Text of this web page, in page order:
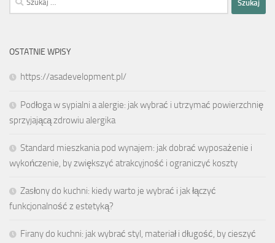
OSTATNIE WPISY
https://asadevelopment.pl/
Podłoga w sypialni a alergie: jak wybrać i utrzymać powierzchnię
sprzyjającą zdrowiu alergika
Standard mieszkania pod wynajem: jak dobrać wyposażenie i
wykończenie, by zwiększyć atrakcyjność i ograniczyć koszty
Zasłony do kuchni: kiedy warto je wybrać i jak łączyć
funkcjonalność z estetyką?
Firany do kuchni: jak wybrać styl, materiał i długość, by cieszyć